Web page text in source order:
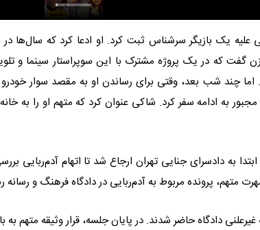
علیه یک بازیگر سرشناس ثبت کرد. او ادعا کرد که سال‌ها
گفت که در یک پروژه مشترک با این سوپراستار سینما و
چند شب بعد، وقتی برای رساندن او به مقصد سوار
مجبور به ادامه سفر کرد. شاکی عنوان کرد که متهم او را
به دادسرای جنایی تهران ارجاع شد تا اتهام آدم‌ربایی
متهم، پرونده مربوط به آدم‌ربایی در دادگاه فرهنگ و
دادگاه حاضر شدند. در پایان جلسه، قرار وثیقه متهم